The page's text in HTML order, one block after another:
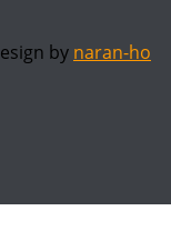
by naran-ho